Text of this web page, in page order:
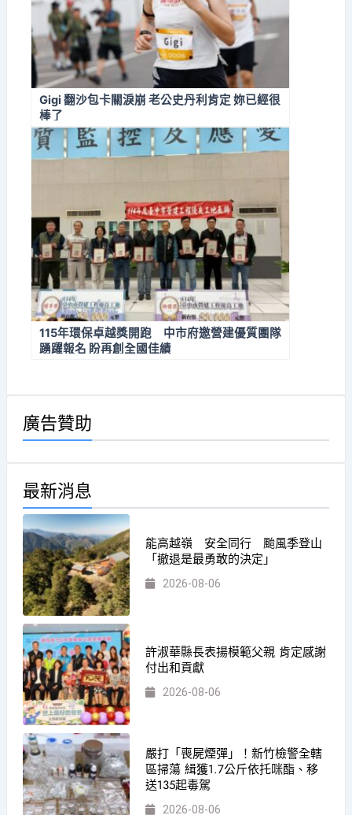
Gigi 翻沙包卡關淚崩 老公史丹利肯定 妳已經很
棒了
115年環保卓越獎開跑 中市府邀營建優質團隊
踴躍報名 盼再創全國佳績
廣告贊助
最新消息
能高越嶺 安全同行 颱風季登山
「撤退是最勇敢的決定」
2026-08-06
許淑華縣長表揚模範父親 肯定感謝
付出和貢獻
2026-08-06
嚴打「喪屍煙彈」！新竹檢警全轄
區掃蕩 緝獲1.7公斤依托咪酯、移
送135起毒駕
2026-08-06